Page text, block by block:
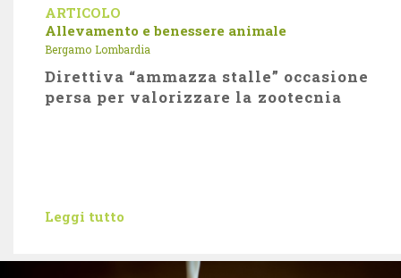
ARTICOLO
Allevamento e benessere animale
Bergamo Lombardia
Direttiva “ammazza stalle” occasione
persa per valorizzare la zootecnia
Leggi tutto